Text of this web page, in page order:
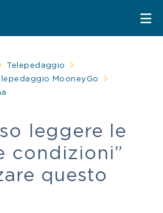
con MooneyGo
su strisce blu
con MooneyGo
Stradale
Telepedaggio
MooneyGo
leggere le
condizioni”
questo